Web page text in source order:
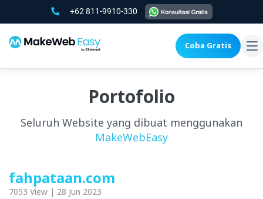
+62 811-9910-330
Coba Gratis
Portofolio
Seluruh Website yang dibuat menggunakan
MakeWebEasy
fahpataan.com
7053 View | 28 Jun 2023